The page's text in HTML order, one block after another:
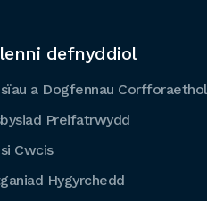
defnyddiol
a Dogfennau Corfforaethol
Preifatrwydd
Cwcis
Hygyrchedd